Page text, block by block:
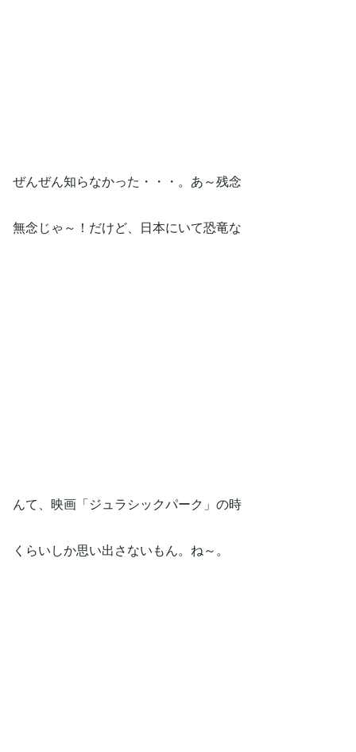
ぜんぜん知らなかった・・・。あ～残念
無念じゃ～！だけど、日本にいて恐竜な
んて、映画「ジュラシックパーク」の時
くらいしか思い出さないもん。ね～。